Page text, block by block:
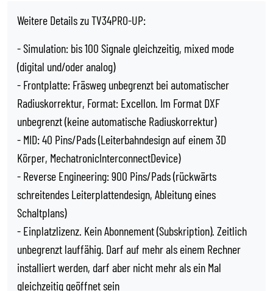
Weitere Details zu TV34PRO-UP:
- Simulation: bis 100 Signale gleichzeitig, mixed mode
(digital und/oder analog)
- Frontplatte: Fräsweg unbegrenzt bei automatischer
Radiuskorrektur, Format: Excellon. Im Format DXF
unbegrenzt (keine automatische Radiuskorrektur)
- MID: 40 Pins/Pads (Leiterbahndesign auf einem 3D
Körper, MechatronicInterconnectDevice)
- Reverse Engineering: 900 Pins/Pads (rückwärts
schreitendes Leiterplattendesign, Ableitung eines
Schaltplans)
- Einplatzlizenz. Kein Abonnement (Subskription). Zeitlich
unbegrenzt lauffähig. Darf auf mehr als einem Rechner
installiert werden, darf aber nicht mehr als ein Mal
gleichzeitig geöffnet sein